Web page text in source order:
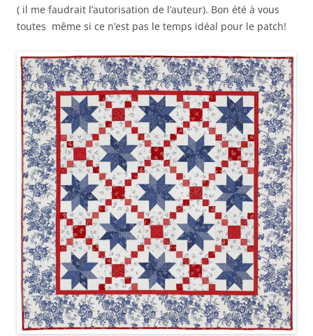
( il me faudrait l’autorisation de l’auteur). Bon été à vous
toutes même si ce n’est pas le temps idéal pour le patch!